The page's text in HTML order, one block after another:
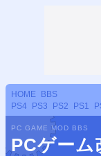
HOME
BBS
PS4
PS3 PS2 PS1
PC GAME MOD BBS
PCゲーム